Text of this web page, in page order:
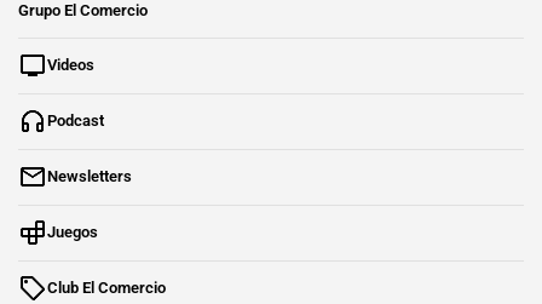
Grupo El Comercio
Videos
Podcast
Newsletters
Juegos
Club El Comercio